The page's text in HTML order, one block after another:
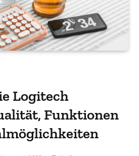
Logitech
Funktionen